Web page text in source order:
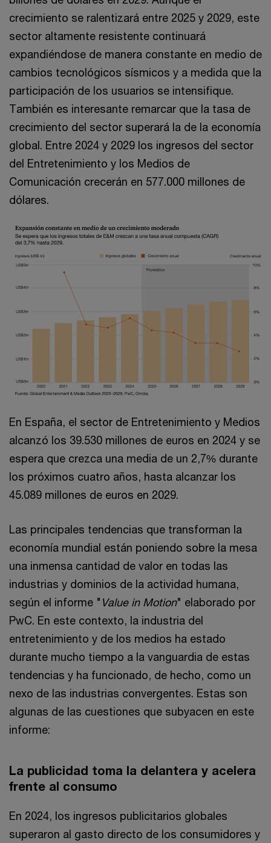
crecimiento se ralentizará entre 2025 y 2029, este
sector altamente resistente continuará
expandiéndose de manera constante en medio de
cambios tecnológicos sísmicos y a medida que la
participación de los usuarios se intensifique.
También es interesante remarcar que la tasa de
crecimiento del sector superará la de la economía
global. Entre 2024 y 2029 los ingresos del sector
del Entretenimiento y los Medios de
Comunicación crecerán en 577.000 millones de
dólares.
En España, el sector de Entretenimiento y Medios
alcanzó los 39.530 millones de euros en 2024 y se
espera que crezca una media de un 2,7% durante
los próximos cuatro años, hasta alcanzar los
45.089 millones de euros en 2029.
Las principales tendencias que transforman la
economía mundial están poniendo sobre la mesa
una inmensa cantidad de valor en todas las
industrias y dominios de la actividad humana,
según el informe " Value in Motion" elaborado por
PwC. En este contexto, la industria del
entretenimiento y de los medios ha estado
durante mucho tiempo a la vanguardia de estas
tendencias y ha funcionado, de hecho, como un
nexo de las industrias convergentes. Estas son
algunas de las cuestiones que subyacen en este
informe:
La publicidad toma la delantera y acelera
frente al consumo
En 2024, los ingresos publicitarios globales
superaron al gasto directo de los consumidores y